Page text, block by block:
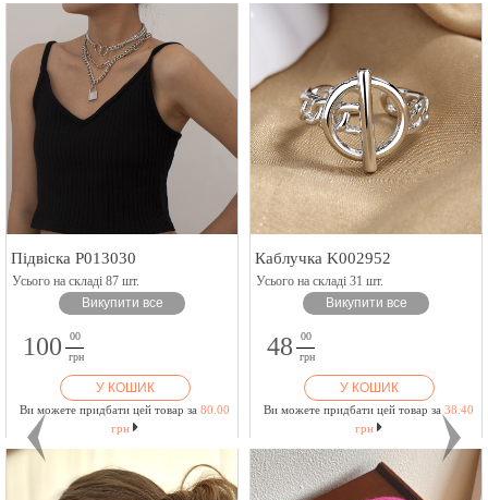
Підвіска P013030
Усього на складі 87 шт.
Викупити все
100
00
грн
У КОШИК
Ви можете придбати цей товар за 80.00
грн
Каблучка K002952
Усього на складі 31 шт.
Викупити все
48
00
грн
У КОШИК
Ви можете придбати цей товар за 38.40
грн